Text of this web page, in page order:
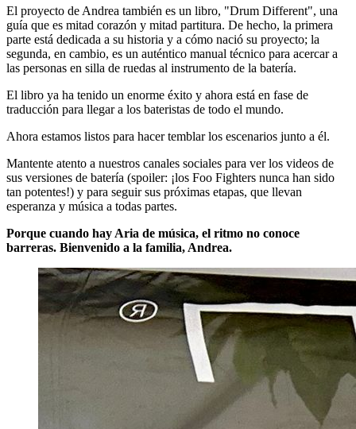
El proyecto de Andrea también es un libro, "Drum Different", una
guía que es mitad corazón y mitad partitura. De hecho, la primera
parte está dedicada a su historia y a cómo nació su proyecto; la
segunda, en cambio, es un auténtico manual técnico para acercar a
las personas en silla de ruedas al instrumento de la batería.
El libro ya ha tenido un enorme éxito y ahora está en fase de
traducción para llegar a los bateristas de todo el mundo.
Ahora estamos listos para hacer temblar los escenarios junto a él.
Mantente atento a nuestros canales sociales para ver los videos de
sus versiones de batería (spoiler: ¡los Foo Fighters nunca han sido
tan potentes!) y para seguir sus próximas etapas, que llevan
esperanza y música a todas partes.
Porque cuando hay Aria de música, el ritmo no conoce
barreras. Bienvenido a la familia, Andrea.